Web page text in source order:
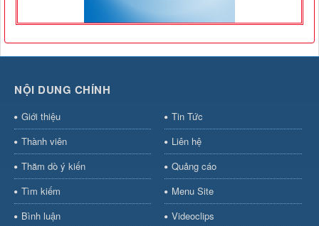
NỘI DUNG CHÍNH
Giới thiệu
Tin Tức
Thành viên
Liên hệ
Thăm dò ý kiến
Quảng cáo
Tìm kiếm
Menu Site
Bình luận
Videoclips